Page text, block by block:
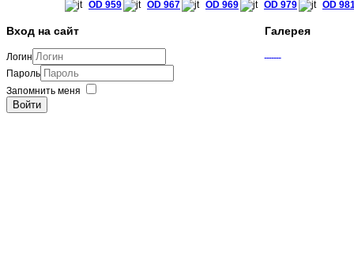
OD 959
OD 967 OD 969 OD 979 OD
Вход на сайт
Логин
Пароль
Запомнить меня
Войти
Галерея